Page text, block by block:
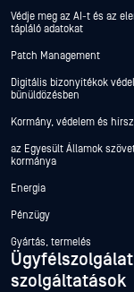
Védje meg az AI-t és az
tápláló adatokat
Patch Management
Digitális bizonyítékok
bűnüldözésben
Kormány, védelem és
az Egyesült Államok
kormánya
Energia
Pénzügy
Gyártás, termelés
szolgáltatások